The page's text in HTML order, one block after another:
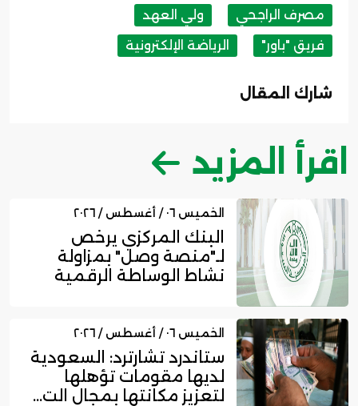
مصرف الراجحي
ولي العهد
فريق "باور"
الرياضة الإلكترونية
شارك المقال
اقرأ المزيد
الخميس ٠٦ / أغسطس / ٢٠٢٦
البنك المركزي يرخص
لـ"منصة وصل" بمزاولة
نشاط الوساطة الرقمية
الخميس ٠٦ / أغسطس / ٢٠٢٦
ستاندرد تشارترد: السعودية
لديها مقومات تؤهلها
لتعزيز مكانتها بمجال الت...